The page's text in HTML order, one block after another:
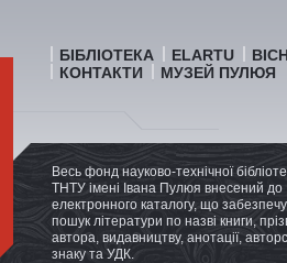
БІБЛІОТЕКА ELARTU
КОНТАКТИ
МУЗЕЙ ПУЛЮЯ
Весь фонд науково-технічної
ТНТУ імені Івана Пулюя внесений до
електронного каталогу, що
пошук літератури по назві книги,
автора, видавництву, анотації,
знаку та УДК.